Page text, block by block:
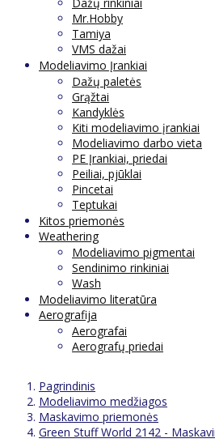
Mr.Hobby
Tamiya
VMS dažai
Modeliavimo Įrankiai
Dažų paletės
Grąžtai
Kandyklės
Kiti modeliavimo įrankiai
Modeliavimo darbo vieta
PE Įrankiai, priedai
Peiliai, pjūklai
Pincetai
Teptukai
Kitos priemonės
Weathering
Modeliavimo pigmentai
Sendinimo rinkiniai
Wash
Modeliavimo literatūra
Aerografija
Aerografai
Aerografų priedai
Pagrindinis
Modeliavimo medžiagos
Maskavimo priemonės
Green Stuff World 2142 -